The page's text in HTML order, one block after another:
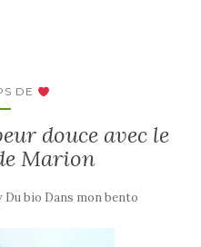
DE
douce avec le
Marion
Du bio Dans mon bento